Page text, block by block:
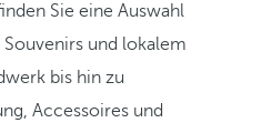
Sie eine Auswahl
Souvenirs und lokalem
bis hin zu
Accessoires und